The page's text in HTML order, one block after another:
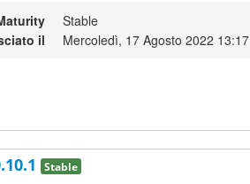
Stable
il
Mercoledì, 17 Agosto 2022 13:17
Stable